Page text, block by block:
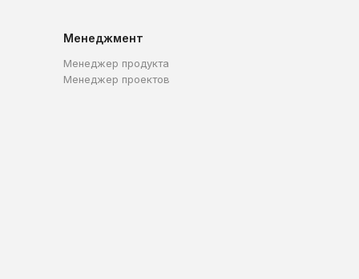
Менеджмент
Менеджер продукта
Менеджер проектов